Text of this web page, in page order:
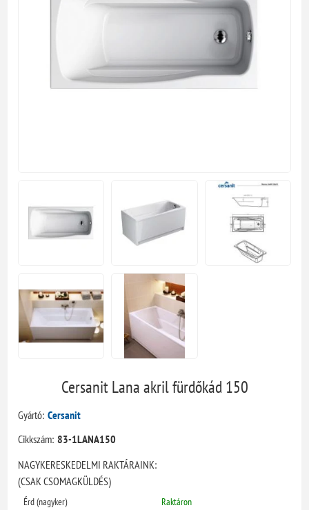
Cersanit Lana akril fürdőkád 150
Gyártó: Cersanit
Cikkszám: 83-1LANA150
NAGYKERESKEDELMI RAKTÁRAINK:
(CSAK CSOMAGKÜLDÉS)
Érd (nagyker)
Raktáron